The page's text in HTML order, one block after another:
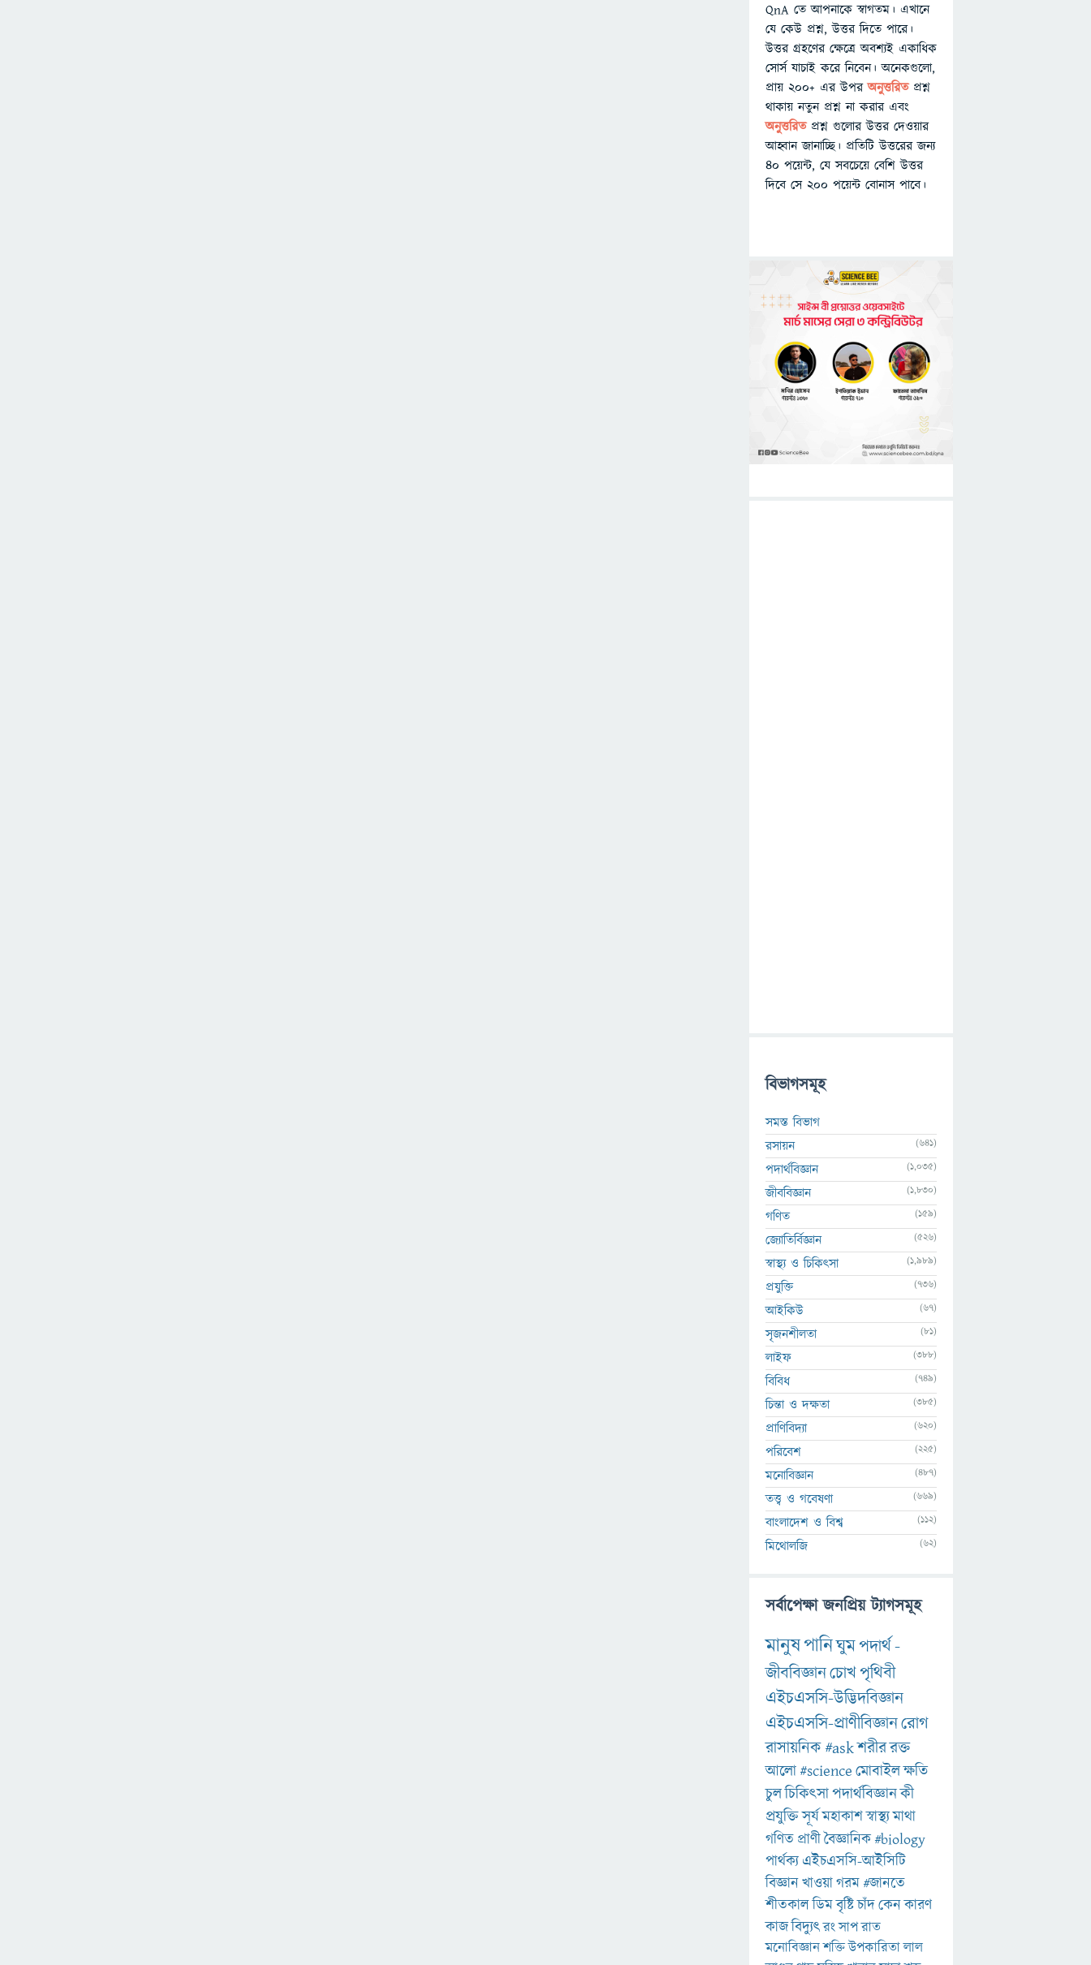
QnA তে আপনাকে স্বাগতম। এখানে
যে কেউ প্রশ্ন, উত্তর দিতে পারে।
উত্তর গ্রহণের ক্ষেত্রে অবশ্যই একাধিক
সোর্স যাচাই করে নিবেন। অনেকগুলো,
প্রায় ২০০+ এর উপরঅনুত্তরিতপ্রশ্ন
থাকায় নতুন প্রশ্ন না করার এবং
অনুত্তরিত প্রশ্ন গুলোর উত্তর দেওয়ার
আহ্বান জানাচ্ছি। প্রতিটি উত্তরের জন্য
৪০ পয়েন্ট, যে সবচেয়ে বেশি উত্তর
দিবে সে ২০০ পয়েন্ট বোনাস পাবে।
বিভাগসমূহ
সমস্ত বিভাগ
রসায়ন
(641)
পদার্থবিজ্ঞান (1,035)
জীববিজ্ঞান (1,830)
গণিত (159)
জ্যোতির্বিজ্ঞান (526)
স্বাস্থ্য ও চিকিৎসা (1,989)
প্রযুক্তি (736)
আইকিউ (67)
সৃজনশীলতা (81)
লাইফ (388)
বিবিধ (749)
চিন্তা ও দক্ষতা (385)
প্রাণিবিদ্যা (620)
পরিবেশ (225)
মনোবিজ্ঞান (487)
তত্ত্ব ও গবেষণা (669)
বাংলাদেশ ও বিশ্ব (112)
মিথোলজি (62)
সর্বাপেক্ষা জনপ্রিয় ট্যাগসমূহ
মানুষপানিঘুমপদার্থ-
জীববিজ্ঞানচোখপৃথিবী
এইচএসসি-উদ্ভিদবিজ্ঞান
এইচএসসি-প্রাণীবিজ্ঞানরোগ
রাসায়নিক#askশরীররক্ত
আলো#scienceমোবাইলক্ষতি
চুলচিকিৎসাপদার্থবিজ্ঞানকী
প্রযুক্তিসূর্যমহাকাশস্বাস্থ্যমাথা
গণিত প্রাণীবৈজ্ঞানিক#biology
পার্থক্য এইচএসসি-আইসিটি
বিজ্ঞানখাওয়াগরম#জানতে
শীতকালডিমবৃষ্টিচাঁদকেনকারণ
কাজবিদ্যুৎরংসাপরাত
মনোবিজ্ঞানশক্তিউপকারিতালাল